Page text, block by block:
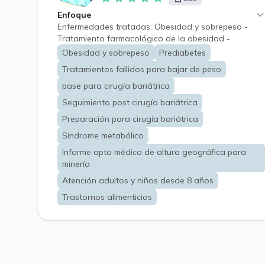
Enfoque
Enfermedades tratadas: Obesidad y sobrepeso -
Tratamiento farmacológico de la obesidad -
Tratamiento de la obesidad adultos - Dislipidemias -
Hígado graso no alcohólico - Obesidad y
prediabetes - Resistencia a la insulina - Obesidad en
el embarazo - Obesidad en el síndrome de ovario
poliquístico - Complicaciones de la obesidad en
varones - Obesidad en la tercera edad - Obesidad y
síndrome metabólico - Preparación para la cirugía
bariátrica - Asesoramiento previo a una cirugía
bariátrica - Asesoramiento posterior a una cirugía
bariátrica - Tratamiento del aumento de peso
posterior a cirugía bariátrica - Evaluación del
tratamiento fracasado para la obesidad.
Obesidad y sobrepeso
Prediabetes
Tratamientos fallidos para bajar de peso
pase para cirugía bariátrica
Seguimiento post cirugía bariátrica
Preparación para cirugía bariátrica
Síndrome metabólico
Informe apto médico de altura geográfica para
minería
Atención adultos y niños desde 8 años
Trastornos alimenticios